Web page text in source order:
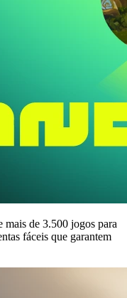
mais de 3.500 jogos para
fáceis que garantem